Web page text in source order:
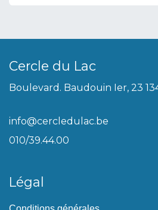
Cercle du Lac
Boulevard. Baudouin Ier, 23
info@cercledulac.be
010/39.44.00
Légal